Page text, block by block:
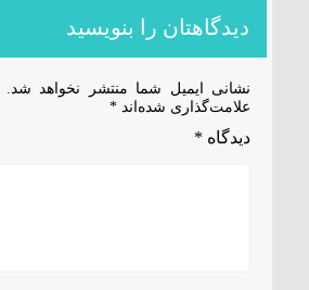
دیدگاهتان را بنویسید
نشانی ایمیل شما منتشر نخواهد شد.
علامت‌گذاری شده‌اند *
دیدگاه *